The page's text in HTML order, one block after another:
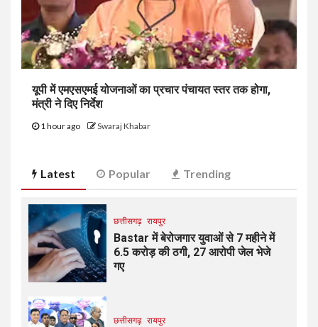
यूपी में एमएसएमई योजनाओं का प्रचार पंचायत स्तर तक होगा,
मंत्री ने दिए निर्देश
1 hour ago Swaraj Khabar
Latest Popular Trending
छत्तीसगढ़ रायपुर
Bastar में बेरोजगार युवाओं से 7 महीने में
₹6.5 करोड़ की ठगी, 27 आरोपी जेल भेजे
गए
छत्तीसगढ़ रायपुर